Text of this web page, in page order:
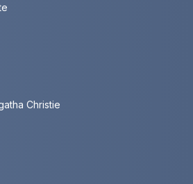
Christie